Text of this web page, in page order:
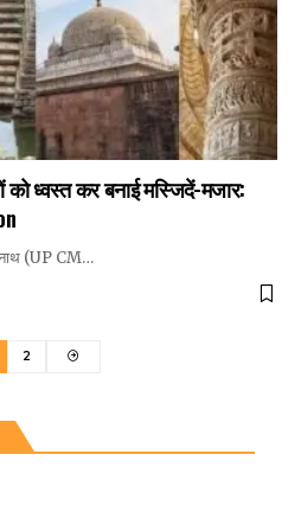
को ध्वस्त कर बनाई मस्जिदें-मजार:
(UP CM…
2